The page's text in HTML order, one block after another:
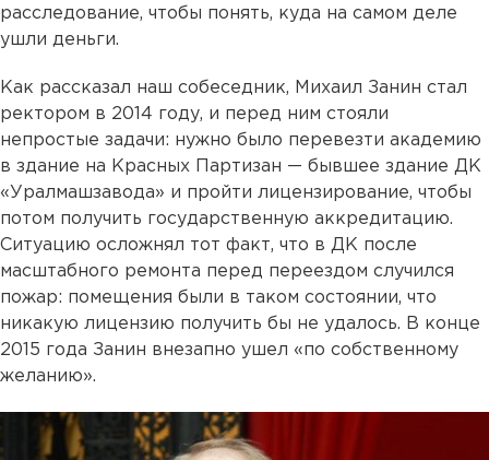
расследование, чтобы понять, куда на самом деле
ушли деньги.
Как рассказал наш собеседник, Михаил Занин стал
ректором в 2014 году, и перед ним стояли
непростые задачи: нужно было перевезти академию
в здание на Красных Партизан — бывшее здание ДК
«Уралмашзавода» и пройти лицензирование, чтобы
потом получить государственную аккредитацию.
Ситуацию осложнял тот факт, что в ДК после
масштабного ремонта перед переездом случился
пожар: помещения были в таком состоянии, что
никакую лицензию получить бы не удалось. В конце
2015 года Занин внезапно ушел «по собственному
желанию».